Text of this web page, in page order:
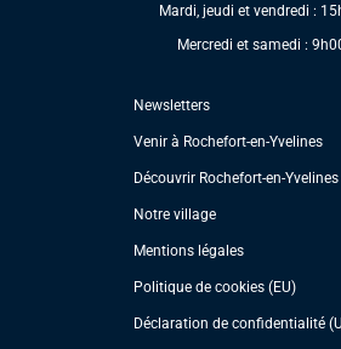
Mardi, jeudi et vendredi :
Mercredi et samedi :
Newsletters
Venir à Rochefort-en-Yvelines
Découvrir Rochefort-en-
Notre village
Mentions légales
Politique de cookies (EU)
Déclaration de confidentialité